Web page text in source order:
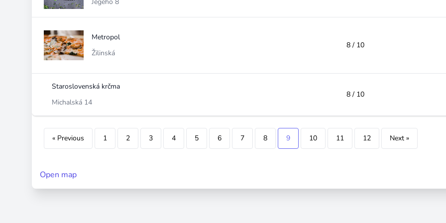
Metropol
Žilinská
8 / 10
Staroslovenská krčma
Michalská 14
8 / 10
« Previous 1 2 3 4 5 6 7 8 9 10 11 12 Next »
Open map